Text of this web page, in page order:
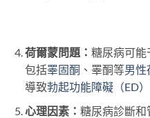
荷爾蒙問題： 糖尿病可能
包括睪固酮 、睪酮等男性
導致勃起功能障礙（ED）
心理因素： 糖尿病診斷和